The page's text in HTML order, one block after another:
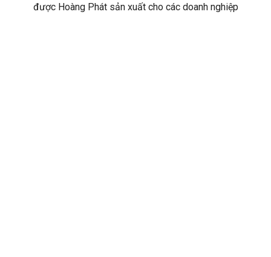
được Hoàng Phát sản xuất cho các doanh nghiệp